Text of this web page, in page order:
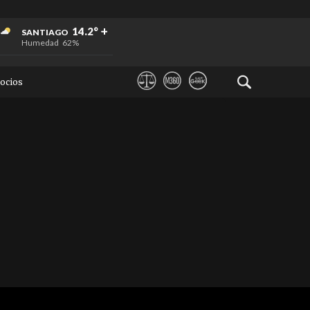
SANTIAGO 14.2°
Humedad 62%
+
+
+